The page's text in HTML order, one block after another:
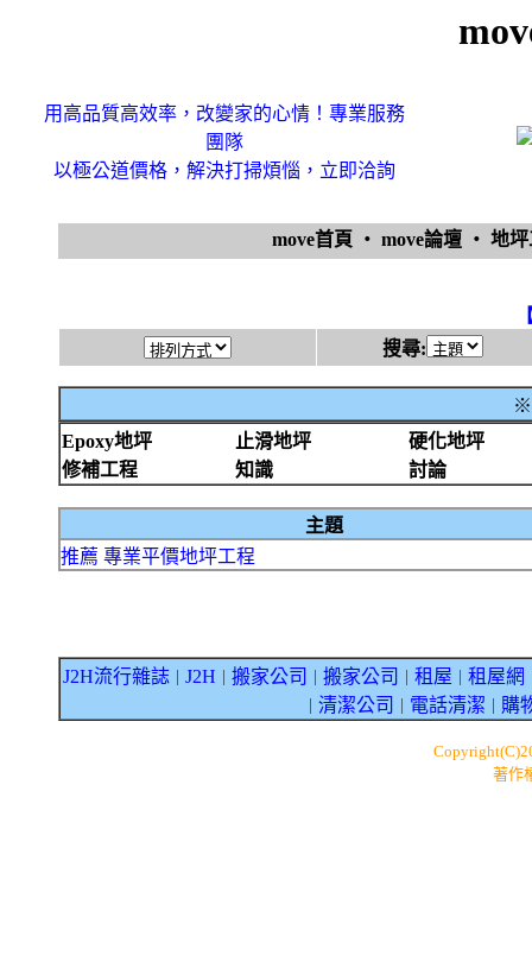
用高品質高效率，改變家的心情！專業服務
團隊
以極公道價格，解決打掃煩惱，立即洽詢
move首頁 ‧ move論壇 ‧ 地
搜尋:
※
Epoxy地坪
止滑地坪
硬化地坪
修補工程
知識 討論
主題
推薦 專業平價地坪工程
J2H流行雜誌 J2H 搬家公司 搬家公司 租屋 租屋網
清潔公司 電話清潔 購
著作